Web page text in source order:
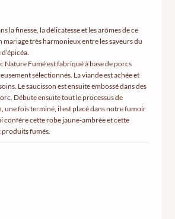
la finesse, la délicatesse et les arômes de ce
mariage très harmonieux entre les saveurs du
Nature Fumé est fabriqué à base de porcs
sélectionnés. La viande est achée et
Le saucisson est ensuite embossé dans des
Débute ensuite tout le processus de
une fois terminé, il est placé dans notre fumoir
confère cette robe jaune-ambrée et cette
fumés.